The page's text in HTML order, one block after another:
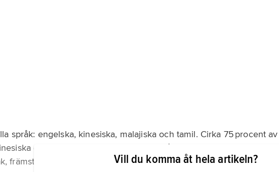
språk: engelska, kinesiska, malajiska och tamil. Cirka 75 procent av
(främst mindialekt) som modersmål, 15 procent malajiska och 7
främst tamil. Engelska är administrativt språk och skolspråk.
Vill du komma åt hela artikeln?